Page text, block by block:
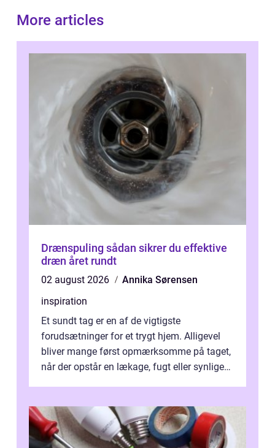
More articles
Drænspuling sådan sikrer du effektive
dræn året rundt
02 august 2026
Annika Sørensen
inspiration
Et sundt tag er en af de vigtigste
forudsætninger for et trygt hjem. Alligevel
bliver mange først opmærksomme på taget,
når der opstår en lækage, fugt eller synlige